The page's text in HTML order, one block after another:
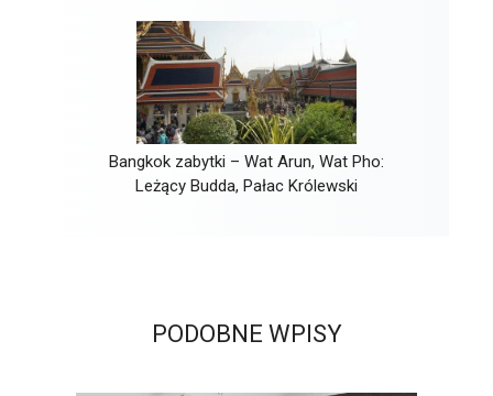
Bangkok zabytki – Wat Arun, Wat Pho:
Leżący Budda, Pałac Królewski
PODOBNE WPISY